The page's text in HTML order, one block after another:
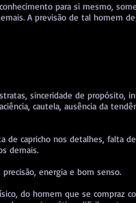
para si mesmo,
A previsão de tal homem
sinceridade de propósito,
cautela, ausência da
de capricho nos detalhes, falta de
demais.
energia e bom senso.
do homem que se compraz